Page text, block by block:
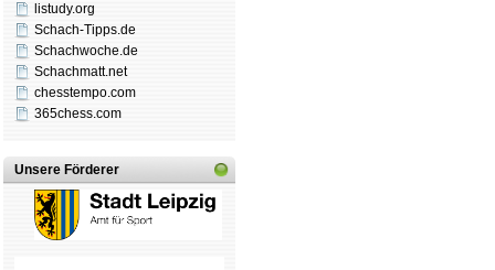
listudy.org
Schach-Tipps.de
Schachwoche.de
Schachmatt.net
chesstempo.com
365chess.com
Unsere Förderer